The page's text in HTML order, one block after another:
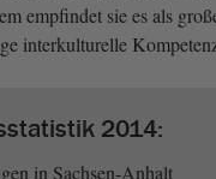
empfindet sie es als
interkulturelle
2014:
in Sachsen-Anhalt